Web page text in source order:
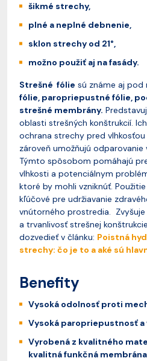
šikmé strechy,
plné a neplné debnenie,
sklon strechy od 21°,
možno použiť aj na fasády.
Strešné fólie sú známe aj pod
fólie, paropriepustné fólie,
strešné membrány.
oblasti strešných konštrukcií.
ochrana strechy pred
zároveň umožňujú
Týmto spôsobom pomáhajú
vlhkosti a potenciálnym
ktoré by mohli vzniknúť.
kľúčové pre udržiavanie
vnútorného prostredia.
a trvanlivosť strešnej
dozvedieť v článku: Poistná
strechy: čo je to a aké sú
Benefity
Vysoká odolnosť proti
Vysoká paropriepustnosť
Vyrobená z kvalitného
kvalitná funkčná